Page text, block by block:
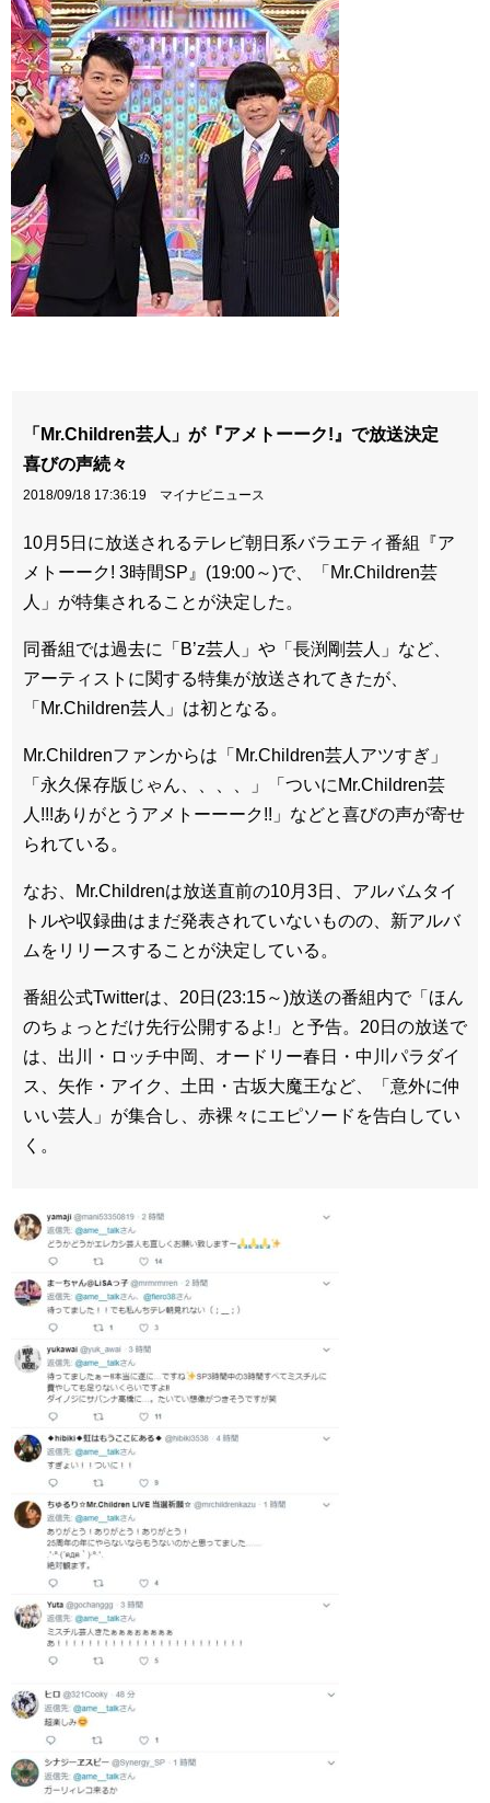
「Mr.Children芸人」が『アメトーーク!』で放送決定
喜びの声続々
2018/09/18 17:36:19 マイナビニュース
10月5日に放送されるテレビ朝日系バラエティ番組『ア
メトーーク! 3時間SP』(19:00～)で、「Mr.Children芸
人」が特集されることが決定した。
同番組では過去に「B’z芸人」や「長渕剛芸人」など、
アーティストに関する特集が放送されてきたが、
「Mr.Children芸人」は初となる。
Mr.Childrenファンからは「Mr.Children芸人アツすぎ」
「永久保存版じゃん、、、、」「ついにMr.Children芸
人!!!ありがとうアメトーーーク!!」などと喜びの声が寄せ
られている。
なお、Mr.Childrenは放送直前の10月3日、アルバムタイ
トルや収録曲はまだ発表されていないものの、新アルバ
ムをリリースすることが決定している。
番組公式Twitterは、20日(23:15～)放送の番組内で「ほん
のちょっとだけ先行公開するよ!」と予告。20日の放送で
は、出川・ロッチ中岡、オードリー春日・中川パラダイ
ス、矢作・アイク、土田・古坂大魔王など、「意外に仲
いい芸人」が集合し、赤裸々にエピソードを告白してい
く。